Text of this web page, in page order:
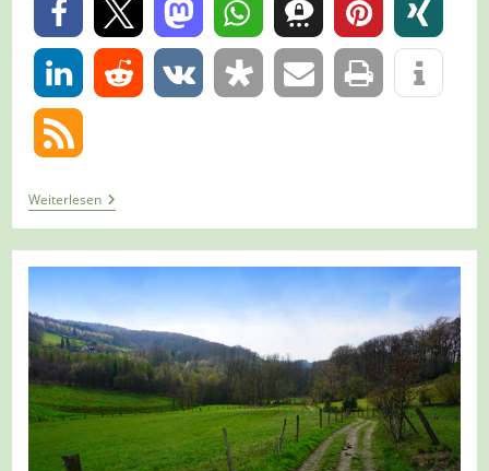
0
0
WeiterlesenTour
1086
–
Hattingen
–
Essener
Wanderbuch
Für
Autofahrer
Und
Fußgänger
–
Nach
Hattingen